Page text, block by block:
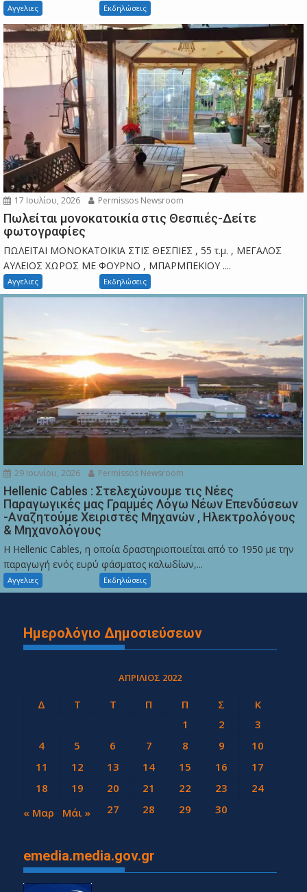
Αγγελιες Εκδηλώσεις
17 Ιουλίου, 2026 Permissos Newsroom
Πωλείται μονοκατοικία στις Θεσπιές-Δείτε
φωτογραφίες
ΠΩΛΕΙΤΑΙ ΜΟΝΟΚΑΤΟΙΚΙΑ ΣΤΙΣ ΘΕΣΠΙΕΣ , 55 τ.μ. , ΜΕΓΑΛΟΣ
ΑΥΛΕΙΟΣ ΧΩΡΟΣ ΜΕ ΦΟΥΡΝΟ , ΜΠΑΡΜΠΕΚΙΟΥ ....
Αγγελιες Εκδηλώσεις
29 Ιουνίου, 2026 Permissos Newsroom
Hellenic Cables : Στελεχώνουμε τις Νέες
Παραγωγικές μας Γραμμές Λόγω Νέων Επενδύσεων
-Αναζητούμε Χειριστές Μηχανών , Ηλεκτρολόγους
& Μηχανολόγους
Η Hellenic Cables, η οποία δραστηριοποιείται από το 1950 με την
παραγωγή ενός ευρύ φάσματος καλωδίων,...
Αγγελιες Εκδηλώσεις
Ημερολόγιο Δημοσιεύσεων
ΑΠΡΊΛΙΟΣ 2022
Δ Τ Τ Π Π Σ
Κ
1
2
3
4
5 6 7 8 9
10
11
12 13 14 15 16
17
18
19 20 21 22 23
24
25
26 27 28 29 30
« Μαρ Μάι »
emedia.media.gov.gr